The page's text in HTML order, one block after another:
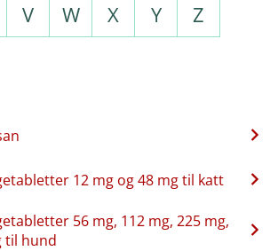
V W X Y Z
12 mg og 48 mg til katt
56 mg, 112 mg, 225 mg,
til hund